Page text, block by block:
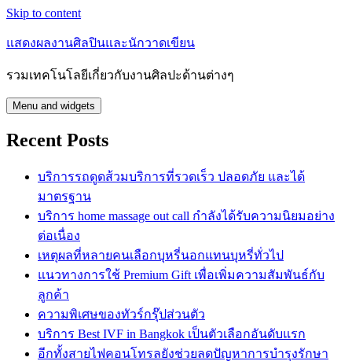
Skip to content
แสดงผลงานศิลปินและนักวาดเขียน
รวมเทคโนโลยีเกี่ยวกับงานศิลปะด้านต่างๆ
Menu and widgets
Recent Posts
บริการรถดูดส้วมบริการที่รวดเร็ว ปลอดภัย และได้
มาตรฐาน
บริการ home massage out call กำลังได้รับความนิยมอย่าง
ต่อเนื่อง
เหตุผลที่หลายคนเลือกบุหรี่นอกแทนบุหรี่ทั่วไป
แนวทางการใช้ Premium Gift เพื่อเพิ่มความสัมพันธ์กับ
ลูกค้า
ความพิเศษของทัวร์กรุ๊ปส่วนตัว
บริการ Best IVF in Bangkok เป็นตัวเลือกอันดับแรก
อีกทั้งสายไฟคอนโทรลยังช่วยลดปัญหาการบำรุงรักษา